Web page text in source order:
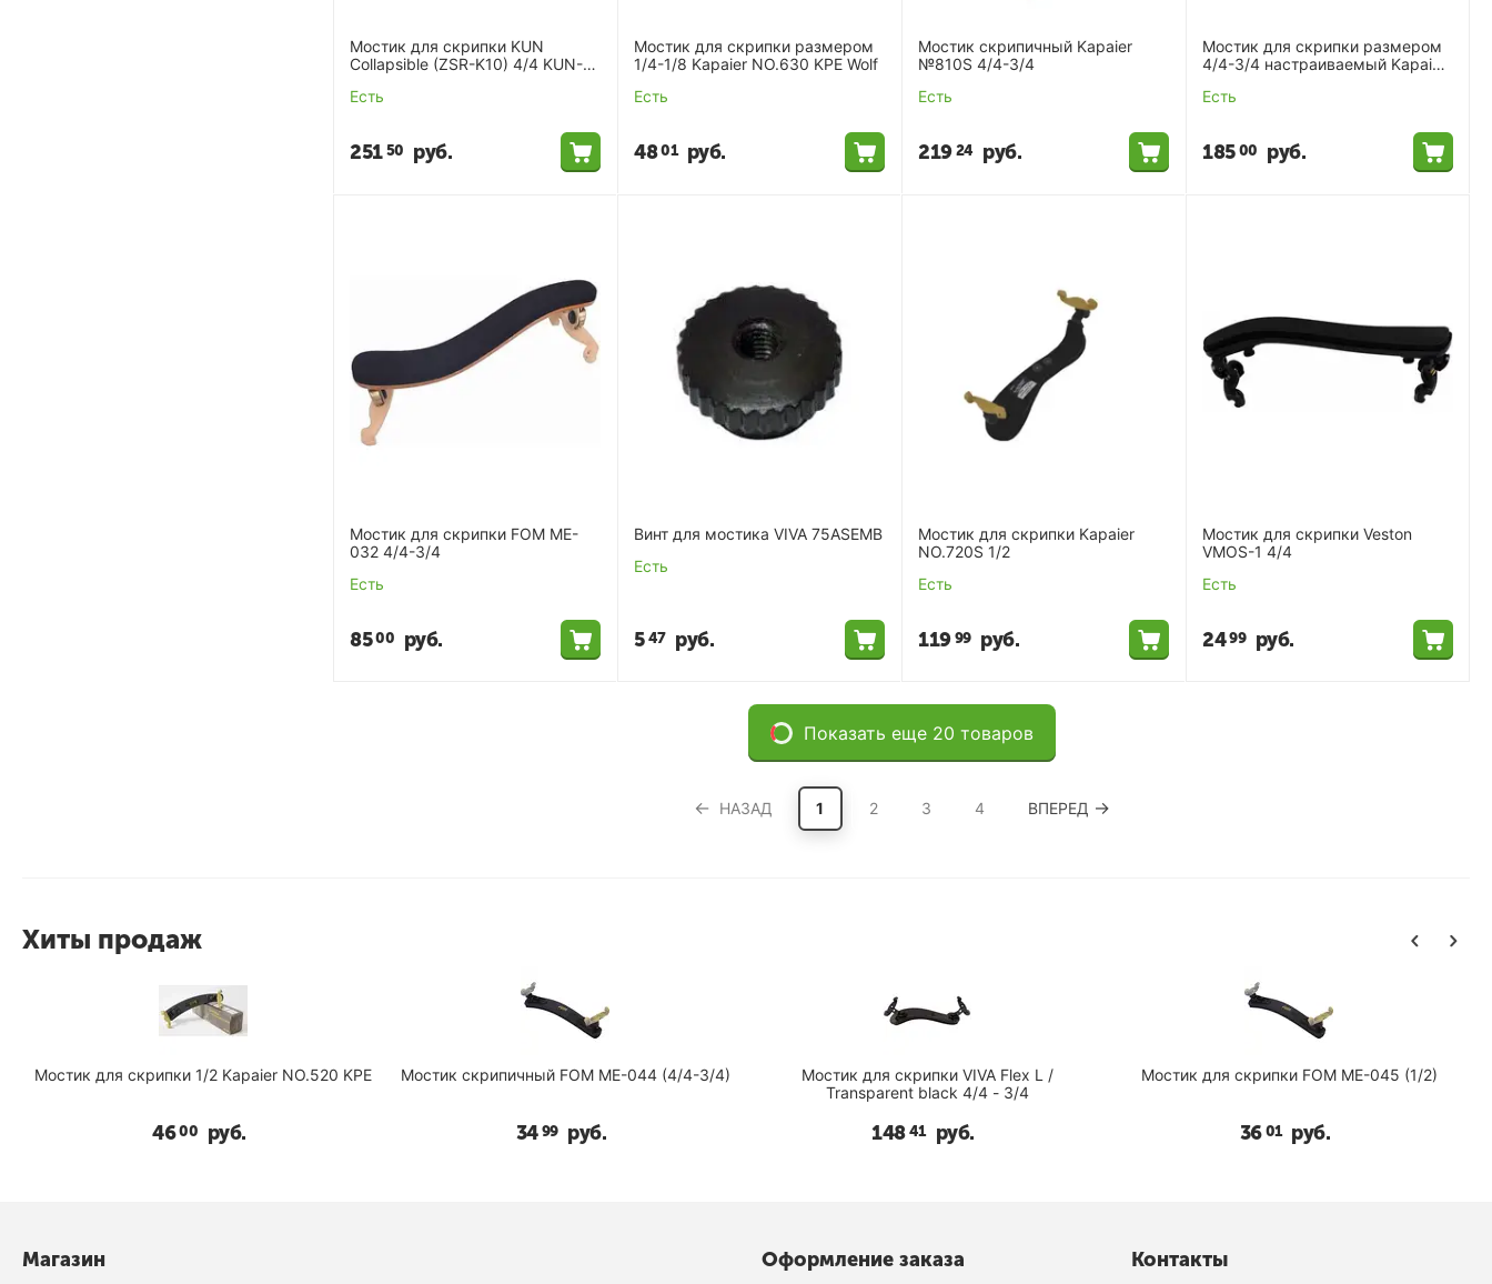
Мостик для скрипки KUN
Collapsible (ZSR-K10) 4/4 KUN-
Есть
25150 руб.
Мостик для скрипки размером
1/4-1/8 Kapaier NO.630 KPE Wolf
Есть
4801 руб.
Мостик скрипичный Kapaier
№810S 4/4-3/4
Есть
21924 руб.
Мостик для скрипки размером
4/4-3/4 настраиваемый Kapaier
Есть
18500 руб.
Мостик для скрипки FOM ME-
032 4/4-3/4
Есть
8500 руб.
Винт для мостика VIVA 75ASEMB
Есть
5 47 руб.
Мостик для скрипки Kapaier
NO.720S 1/2
Есть
11999 руб.
Мостик для скрипки Veston
VMOS-1 4/4
Есть
2499 руб.
Показать еще 20 товаров
НАЗАД 1 2 3 4 ВПЕРЕД
Хиты продаж
Мостик для скрипки 1/2 Kapaier NO.520 KPE
4600 руб.
Мостик скрипичный FOM ME-044 (4/4-3/4)
3499 руб.
Мостик для скрипки VIVA Flex L /
Transparent black 4/4 - 3/4
14841 руб.
Мостик для скрипки FOM ME-045 (1/2)
3601 руб.
Магазин Оформление заказа Контакты